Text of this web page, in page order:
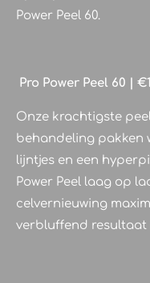
Power Peel 60.
Pro Power Peel 60 |
Onze krachtigste
behandeling pakken
lijntjes en een
Power Peel laag op
celvernieuwing
verbluffend resultaat